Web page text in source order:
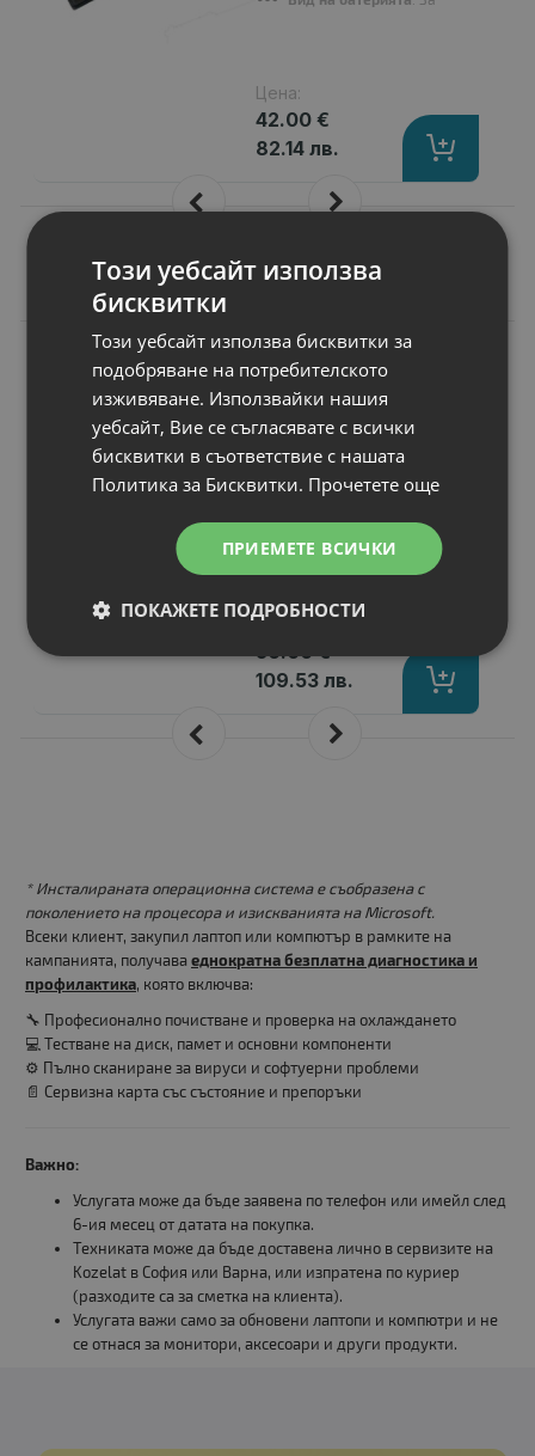
Цена:
42.00 €
82.14 лв.
Подобни продукти
A
Видео карта за
компютър NVIDIA
RAM памет: 2GB GDDR5
Профил : Low Profile
Стандарт: PCI-E
P/N : GV-N1050OC-2GL
Цена:
56.00 €
109.53 лв.
* Инсталираната операционна система е съобразена с
поколението на процесора и изискванията на Microsoft.
Всеки клиент, закупил лаптоп или компютър в рамките на
кампанията, получава еднократна безплатна диагностика и
профилактика, която включва:
🔧 Професионално почистване и проверка на охлаждането
💻 Тестване на диск, памет и основни компоненти
⚙️ Пълно сканиране за вируси и софтуерни проблеми
📄 Сервизна карта със състояние и препоръки
Важно:
Услугата може да бъде заявена по телефон или имейл след
6-ия месец от датата на покупка.
Техниката може да бъде доставена лично в сервизите на
Kozelat в София или Варна, или изпратена по куриер
(разходите са за сметка на клиента).
Услугата важи само за обновени лаптопи и компютри и не
се отнася за монитори, аксесоари и други продукти.
Този уебсайт използва
бисквитки
Този уебсайт използва бисквитки за
подобряване на потребителското
изживяване. Използвайки нашия
уебсайт, Вие се съгласявате с всички
бисквитки в съответствие с нашата
Политика за Бисквитки. Прочетете още
ПРИЕМЕТЕ ВСИЧКИ
ПОКАЖЕТЕ ПОДРОБНОСТИ